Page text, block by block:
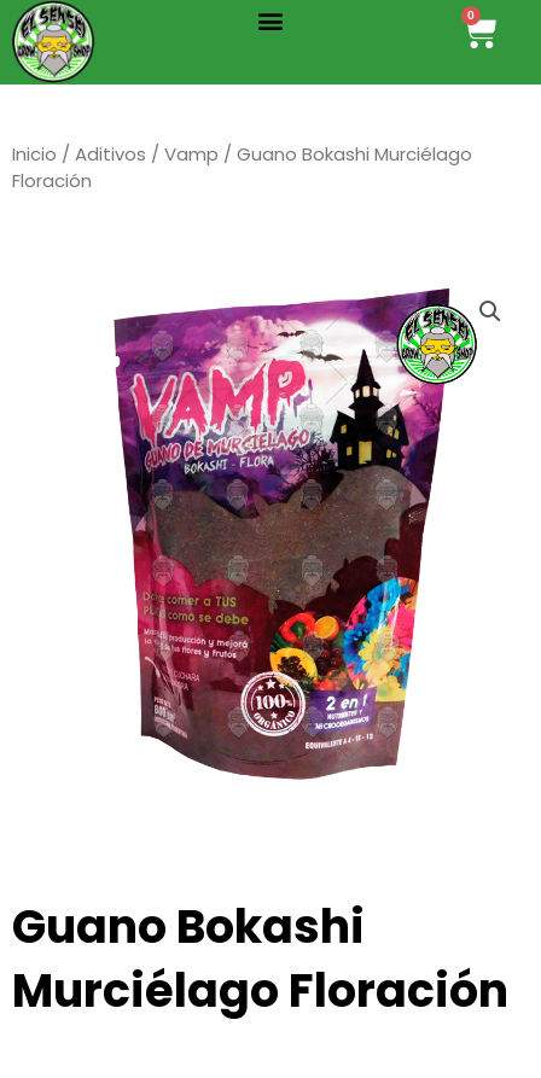
al
contenido
Menu 0
Cart
Inicio / Aditivos / Vamp / Guano Bokashi Murciélago
Floración
Guano Bokashi
Murciélago Floración